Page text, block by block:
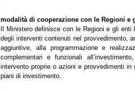
modalità di cooperazione con le Regioni e
Il Ministero definisce con le Regioni e gli
degli interventi contenuti nel provvedimento,
aggiuntive, alla programmazione e
complementari e funzionali
intervento proprie o azioni e provvedimenti
piani di investimento.